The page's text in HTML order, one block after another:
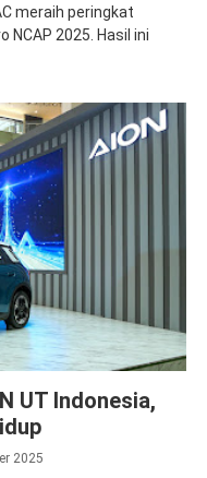
meraih peringkat
NCAP 2025. Hasil ini
UT Indonesia,
2025